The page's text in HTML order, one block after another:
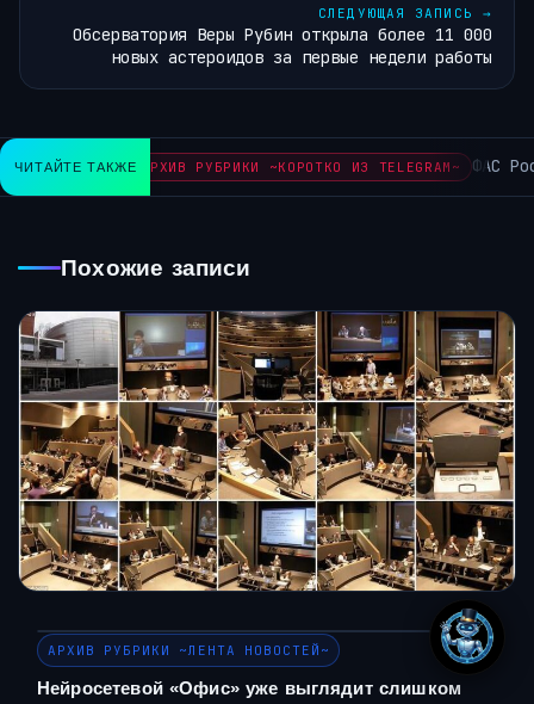
СЛЕДУЮЩАЯ ЗАПИСЬ →
Обсерватория Веры Рубин открыла более 11 000
новых астероидов за первые недели работы
ЧИТАЙТЕ ТАКЖЕАРХИВ РУБРИКИ ~КОРОТКО ИЗ TELEGRAM~ ФАС
Похожие записи
АРХИВ РУБРИКИ ~ЛЕНТА НОВОСТЕЙ~
Нейросетевой «Офис» уже выглядит слишком